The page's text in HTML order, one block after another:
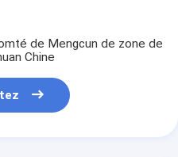
de Mengcun de zone de
Chine